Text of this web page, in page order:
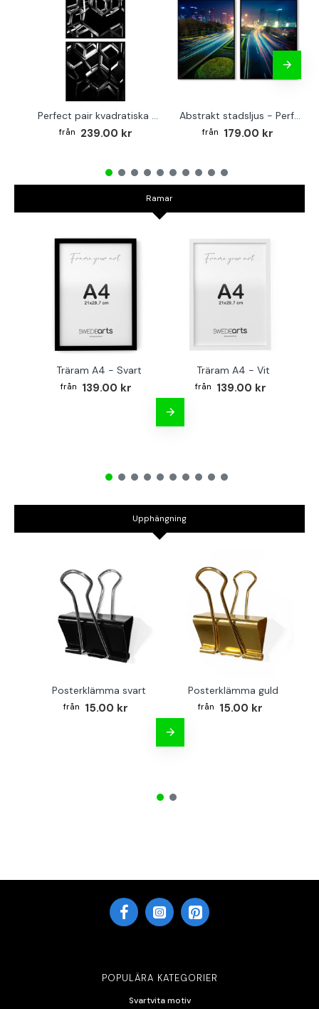
Perfect pair kvadratiska posters - Abstrakt arkitektur
239.00 kr
Abstrakt stadsljus - Perfect pair posters
179.00 kr
Ramar
Träram A4 - Svart
139.00 kr
Träram A4 - Vit
139.00 kr
Upphängning
Posterklämma svart
15.00 kr
Posterklämma guld
15.00 kr
POPULÄRA KATEGORIER
Svartvita motiv